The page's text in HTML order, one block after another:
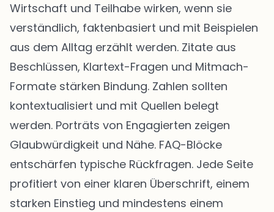
Wirtschaft und Teilhabe wirken, wenn sie
verständlich, faktenbasiert und mit Beispielen
aus dem Alltag erzählt werden. Zitate aus
Beschlüssen, Klartext-Fragen und Mitmach-
Formate stärken Bindung. Zahlen sollten
kontextualisiert und mit Quellen belegt
werden. Porträts von Engagierten zeigen
Glaubwürdigkeit und Nähe. FAQ-Blöcke
entschärfen typische Rückfragen. Jede Seite
profitiert von einer klaren Überschrift, einem
starken Einstieg und mindestens einem